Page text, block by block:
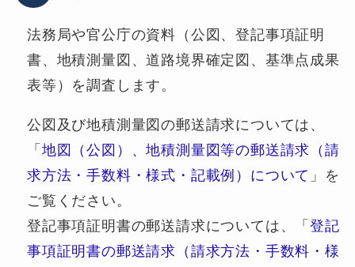
法務局や官公庁の資料（公図、登記事項証明
書、地積測量図、道路境界確定図、基準点成果
表等）を調査します。
公図及び地積測量図の郵送請求については、
「 地図（公図）、地積測量図等の郵送請求（請
求方法・手数料・様式・記載例）について 」を
ご覧ください。
登記事項証明書の郵送請求については、「登記
事項証明書の郵送請求（請求方法・手数料・様